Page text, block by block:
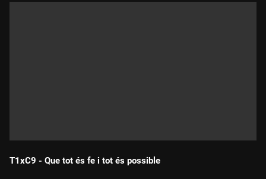
T1xC9 - Que tot és fe i tot és possible